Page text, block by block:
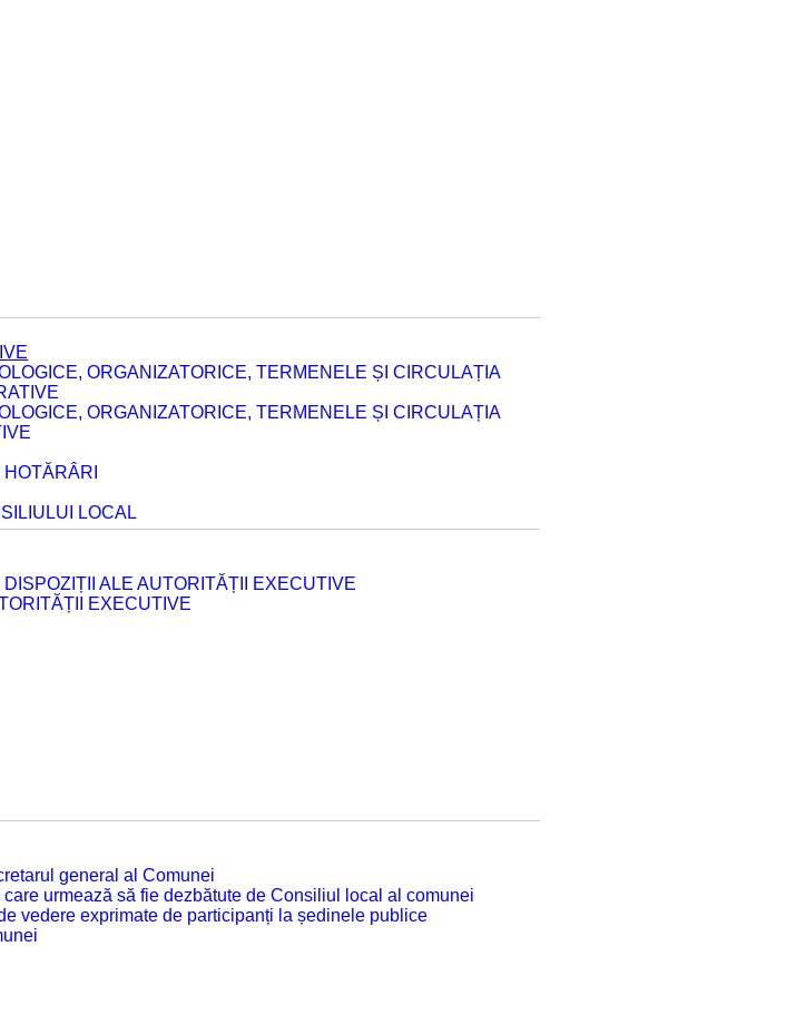
ORGANIZATORICE, TERMENELE ȘI CIRCULAȚIA
ORGANIZATORICE, TERMENELE ȘI CIRCULAȚIA
LOCAL
ALE AUTORITĂȚII EXECUTIVE
EXECUTIVE
general al Comunei
urmează să fie dezbătute de Consiliul local al comunei
vedere exprimate de participanți la ședinele publice